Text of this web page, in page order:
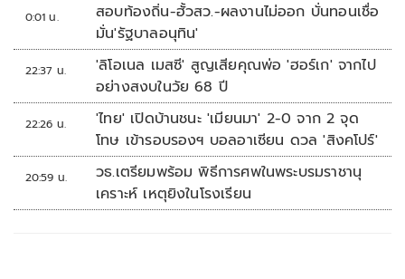
0:01 น.
สอบท้องถิ่น-ฮั้วสว.-ผลงานไม่ออก บั่นทอนเชื่อ
มั่น'รัฐบาลอนุทิน'
22:37 น.
'ลิโอเนล เมสซี' สูญเสียคุณพ่อ 'ฮอร์เก' จากไป
อย่างสงบในวัย 68 ปี
22:26 น.
'ไทย' เปิดบ้านชนะ 'เมียนมา' 2-0 จาก 2 จุด
โทษ เข้ารอบรองฯ บอลอาเซียน ดวล 'สิงคโปร์'
20:59 น.
วธ.เตรียมพร้อม พิธีการศพในพระบรมราชานุ
เคราะห์ เหตุยิงในโรงเรียน